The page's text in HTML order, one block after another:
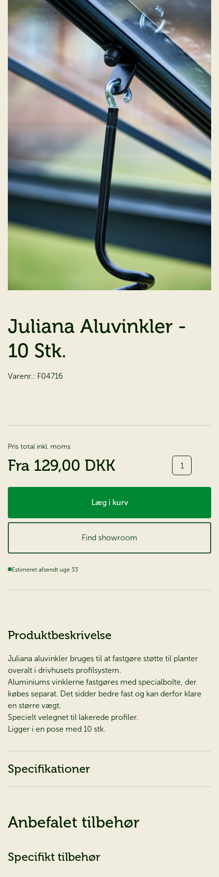
Juliana Aluvinkler -
10 Stk.
Varenr.: F04716
Pris total inkl. moms
Fra 129,00 DKK Antal
Læg i kurv
Find showroom
Estimeret afsendt uge 33
Produktbeskrivelse
Juliana aluvinkler bruges til at fastgøre støtte til planter
overalt i drivhusets profilsystem.
Aluminiums vinklerne fastgøres med specialbolte, der
købes separat. Det sidder bedre fast og kan derfor klare
en større vægt.
Specielt velegnet til lakerede profiler.
Ligger i en pose med 10 stk.
Specifikationer
Anbefalet tilbehør
Specifikt tilbehør